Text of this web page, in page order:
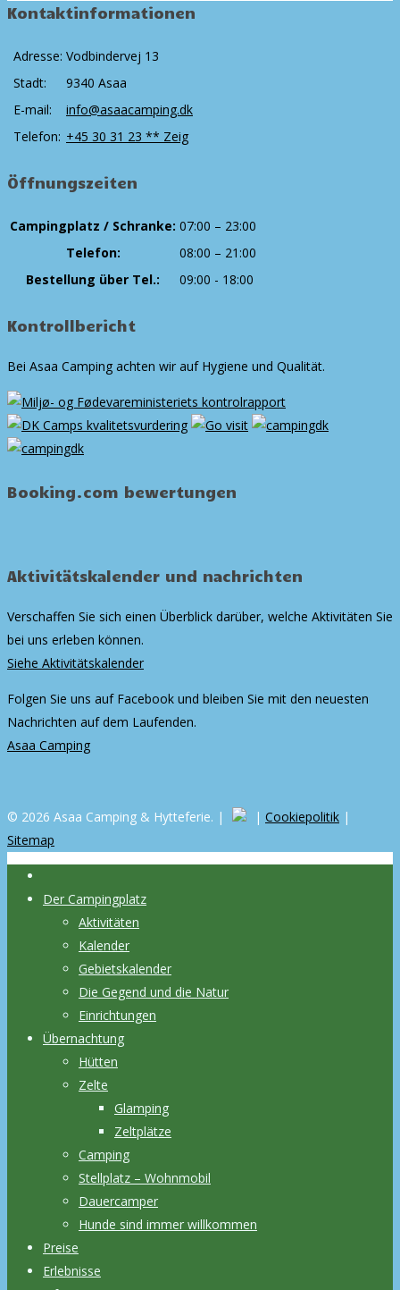
Kontaktinformationen
Adresse: Vodbindervej 13
Stadt:
9340 Asaa
E-mail:
info@asaacamping.dk
Telefon: +45 30 31 23 ** Zeig
Öffnungszeiten
Campingplatz / Schranke: 07:00 – 23:00
Telefon:
08:00 – 21:00
Bestellung über Tel.:
09:00 - 18:00
Kontrollbericht
Bei Asaa Camping achten wir auf Hygiene und Qualität.
Booking.com bewertungen
Aktivitätskalender und nachrichten
Verschaffen Sie sich einen Überblick darüber, welche Aktivitäten Sie
bei uns erleben können.
Siehe Aktivitätskalender
Folgen Sie uns auf Facebook und bleiben Sie mit den neuesten
Nachrichten auf dem Laufenden.
Asaa Camping
© 2026 Asaa Camping & Hytteferie. | | Cookiepolitik |
Sitemap
Der Campingplatz
Aktivitäten
Kalender
Gebietskalender
Die Gegend und die Natur
Einrichtungen
Übernachtung
Hütten
Zelte
Glamping
Zeltplätze
Camping
Stellplatz – Wohnmobil
Dauercamper
Hunde sind immer willkommen
Preise
Erlebnisse